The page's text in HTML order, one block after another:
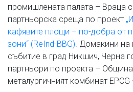
промишлената палата – Враца
партньорска среща по проект
кафявите площи – по-добра от
зони“ (ReInd-BBG) . Домакини
събитие в град Никшич, Черна
партньори по проекта –
металургичният комбинат EPCG